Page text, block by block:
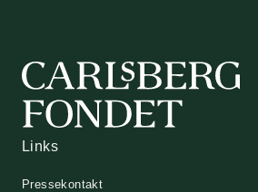
Links
Pressekontakt